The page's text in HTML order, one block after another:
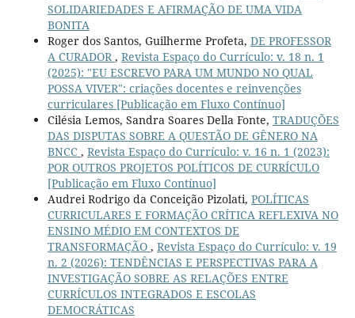
SOLIDARIEDADES E AFIRMAÇÃO DE UMA VIDA
BONITA
Roger dos Santos, Guilherme Profeta, DE PROFESSOR
A CURADOR, Revista Espaço do Currículo: v. 18 n. 1
(2025): "EU ESCREVO PARA UM MUNDO NO QUAL
POSSA VIVER": criações docentes e reinvenções
curriculares [Publicação em Fluxo Contínuo]
Cilésia Lemos, Sandra Soares Della Fonte, TRADUÇÕES
DAS DISPUTAS SOBRE A QUESTÃO DE GÊNERO NA
BNCC , Revista Espaço do Currículo: v. 16 n. 1 (2023):
POR OUTROS PROJETOS POLÍTICOS DE CURRÍCULO
[Publicação em Fluxo Contínuo]
Audrei Rodrigo da Conceição Pizolati, POLÍTICAS
CURRICULARES E FORMAÇÃO CRÍTICA REFLEXIVA NO
ENSINO MÉDIO EM CONTEXTOS DE
TRANSFORMAÇÃO , Revista Espaço do Currículo: v. 19
n. 2 (2026): TENDÊNCIAS E PERSPECTIVAS PARA A
INVESTIGAÇÃO SOBRE AS RELAÇÕES ENTRE
CURRÍCULOS INTEGRADOS E ESCOLAS
DEMOCRÁTICAS